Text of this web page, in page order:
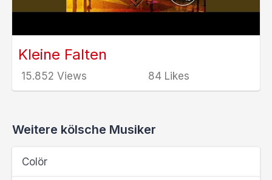
Kleine Falten
15.852 Views 84 Likes
Weitere kölsche Musiker
Colör